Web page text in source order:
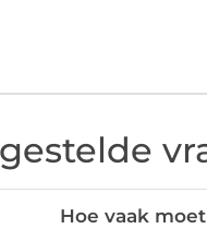
Hoe vaak